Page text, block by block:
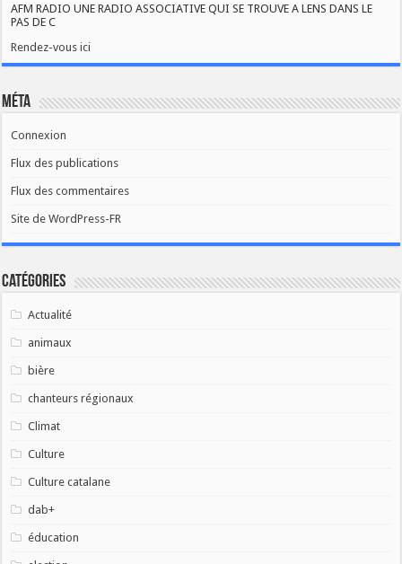
AFM RADIO UNE RADIO ASSOCIATIVE QUI SE TROUVE A LENS DANS LE
PAS DE C
Rendez-vous ici
Méta
Connexion
Flux des publications
Flux des commentaires
Site de WordPress-FR
Catégories
Actualité
animaux
bière
chanteurs régionaux
Climat
Culture
Culture catalane
dab+
éducation